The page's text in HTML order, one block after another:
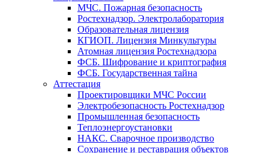
МЧС. Пожарная безопасность
Ростехнадзор. Электролаборатория
Образовательная лицензия
КГИОП. Лицензия Минкультуры
Атомная лицензия Ростехнадзора
ФСБ. Шифрование и криптография
ФСБ. Государственная тайна
Аттестация
Проектировщики МЧС России
Электробезопасность Ростехнадзор
Промышленная безопасность
Теплоэнергоустановки
НАКС. Сварочное производство
Сохранение и реставрация объектов